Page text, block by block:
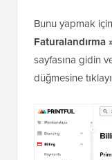
Bunu yapmak
Faturalandırma
sayfasına gidin
düğmesine